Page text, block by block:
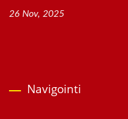
26 Nov, 2025
Navigointi